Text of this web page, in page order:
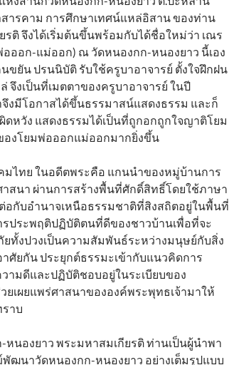
ารคาม การศึกษาเทศน์แหล่อิสาน ของท่าน
รติ จึงได้เริ่มต้นขึ้นพร้อมกับได้ชื่อใหม่ว่า เณร
ออก-แม่ออก) ณ วัดหนองกก-หนองยาว นี้เอง
ขยัน ปรนนิบัติ รับใช้ครูบาอาจารย์ ตั้งใจฝึกฝน
งเป็นที่เมตตาของครูบาอาจารย์ ในปี
งมีโอกาสได้ขึ้นธรรมาสน์แสดงธรรม และก็
ดหวัง แสดงธรรมได้เป็นที่ถูกอกถูกใจญาติโยม
องโยมพ่อออกแม่ออกมากยิ่งขึ้น
ไทย ในอดีตพระคือ แกนนำของหมู่บ้านการ
สนา ผ่านการสร้างพื้นที่ศักดิ์สิทธิ์โดยใช้ภาษา
อกับอำนาจเหนือธรรมชาติที่สิงสถิตอยู่ในพื้นที่
รประพฤติปฏิบัติตนที่ดีของชาวบ้านเพื่อที่จะ
ทั้งปวงเป็นความสัมพันธ์ระหว่างมนุษย์กับสิ่ง
ศัยกัน ประยุกต์ธรรมะเข้ากับแนวคิดการ
ามดีและปฏิบัติชอบอยู่ในระเบียบของ
เผยแพร่ศาสนาขององค์พระพุทธเจ้ามาให้
าบ
นองยาว พระมหาสมเกียรติ ท่านเป็นผู้นำพา
ฒนาวัดหนองกก-หนองยาว อย่างเต็มรูปแบบ